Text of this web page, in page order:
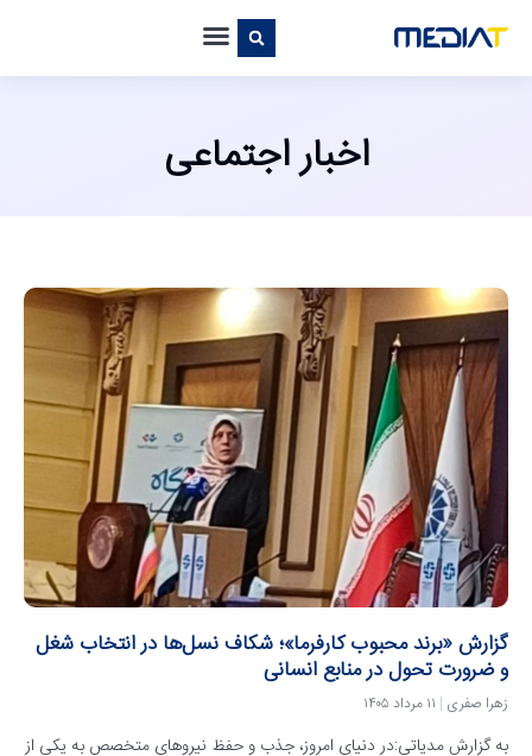
اخبار اجتماعی
گزارش «برند محبوب کارفرما»؛ شکاف نسل‌ها در انتخاب شغل
و ضرورت تحول در منابع انسانی
زهرا صفری ۱۱ مرداد ۱۴۰۵
به گزارش مدیاتی:در دنیای امروز، جذب و حفظ نیروهای متخصص به یکی از